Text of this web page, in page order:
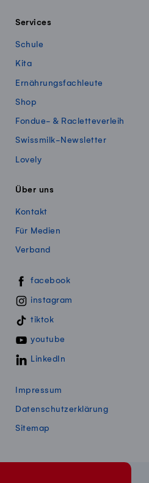
Services
Schule
Kita
Ernährungsfachleute
Shop
Fondue- & Racletteverleih
Swissmilk-Newsletter
Lovely
Über uns
Kontakt
Für Medien
Verband
Swissmillk auf Social Media
facebook
instagram
tiktok
youtube
LinkedIn
Impressum
Datenschutzerklärung
Sitemap